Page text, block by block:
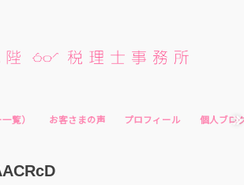
覧） お客さまの声 プロフィール 個人ブロ